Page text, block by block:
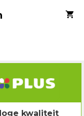
kwaliteit